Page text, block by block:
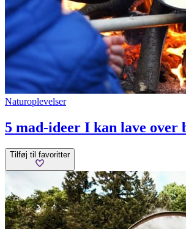
Naturoplevelser
5 mad-ideer I kan lave over
Tilføj til favoritter